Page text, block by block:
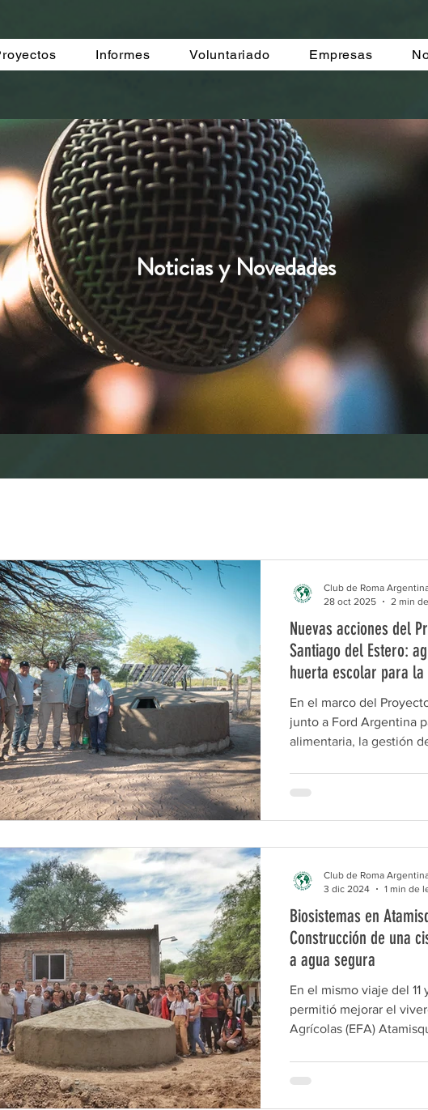
Informes Voluntariado Empresas
Noticias y Novedades
Temas en foco La Tierra para Todos
Nuevas acciones del
Santiago del Estero:
huerta escolar para la
Cerrillos
En el marco del
junto a Ford Argentina para fortalecer la seguridad
alimentaria, la gestión
a familias y referentes
23 de octubre, el
accione
Club de Roma
28 oct 2025
2 min
Biosistemas en
Construcción de una
a agua segura
En el mismo viaje del
permitió mejorar el
Agrícolas (EFA)
Club de Roma
3 dic 2024
1 min de